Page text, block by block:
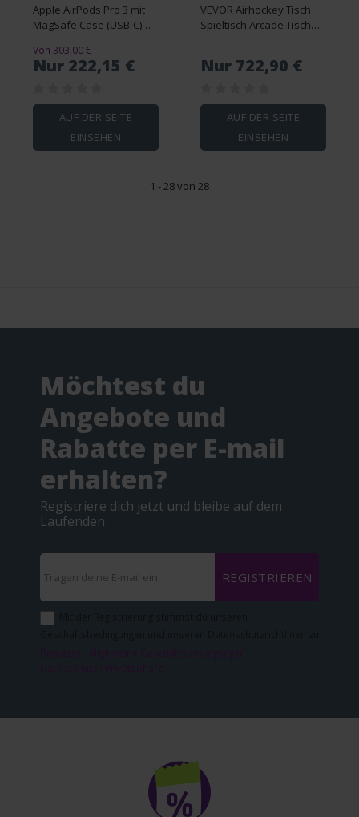
Apple AirPods Pro 3 mit
MagSafe Case (USB-C)
Von 303,00 €
Nur 222,15 €
AUF DER SEITE
EINSEHEN
VEVOR Airhockey Tisch
Spieltisch Arcade Tisch
Nur 722,90 €
AUF DER SEITE
EINSEHEN
1 - 28 von 28
Möchtest du
Angebote und
Rabatte per E-mail
erhalten?
Registriere dich jetzt und bleibe auf dem
Laufenden
REGISTRIEREN